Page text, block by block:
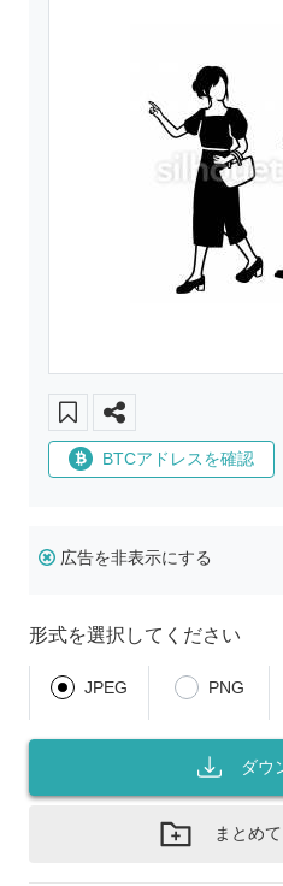
BTCアドレスを確認
広告を非表示にする
形式を選択してください
JPEG PNG
ダウ
まとめ